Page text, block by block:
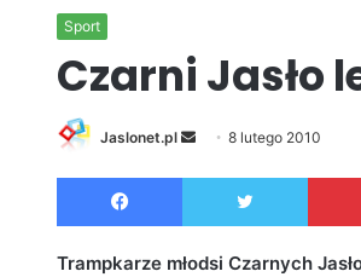
Sport
Czarni Jasło
Jaslonet.pl
d
8 lutego 2010
Facebook Twitter
Trampkarze młodsi Czarnych